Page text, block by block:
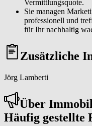
Vermittlungsquote.
Sie managen
professionell und
für Ihr nachhaltig
Zusätzliche
Jörg Lamberti
Über
Häufig gestellte